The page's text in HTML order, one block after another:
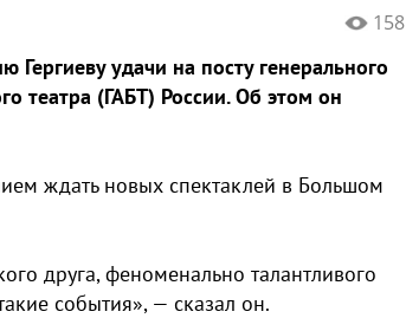
158
удачи на посту генерального
театра (ГАБТ) России. Об этом он
ждать новых спектаклей в Большом
друга, феноменально талантливого
события», — сказал он.